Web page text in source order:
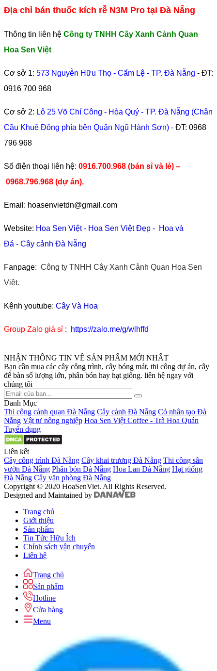
Địa chỉ bán thuốc kích rễ N3M Pro tại Đà Nẵng
Thông tin liên hệ Công ty TNHH Cây Xanh Cảnh Quan
Hoa Sen Việt
Cơ sở 1: 573 Nguyễn Hữu Thọ - Cẩm Lệ - TP. Đà Nẵng - ĐT:
0916 700 968
Cơ sở 2: Lô 25 Võ Chí Công - Hòa Quý - TP. Đà Nẵng (Chân
Cầu Khuê Đông phía bên Quận Ngũ Hành Sơn) - ĐT: 0968
796 968
​Số điện thoại liên hệ: 0916.700.968 (bán sỉ và lẻ) –
0968.796.968 (dự án).
Email: hoasenvietdn@gmail.com
Website: Hoa Sen Việt- Hoa Sen Việt Đẹp - Hoa và
Đá - Cây cảnh Đà Nẵng
Fanpage: Công ty TNHH Cây Xanh Cảnh Quan Hoa Sen
Việt.
Kênh youtube: Cây Và Hoa
Group Zalo giá sỉ : https://zalo.me/g/wlhffd
NHẬN THÔNG TIN VỀ SẢN PHẨM MỚI NHẤT
Bạn cần mua các cây công trình, cây bóng mát, thi công dự án, cây
để bàn số lượng lớn, phân bón hay hạt giống. liên hệ ngay với
chúng tôi
Danh Mục
Thi công cảnh quan Đà Nẵng Cây cảnh Đà Nẵng Cỏ nhân tạo Đà
Nẵng Vật tư nông nghiệp Hoa Sen Việt Coffee - Trà Hoa Quán
Tuyển dụng
Liên kết
Cây công trình Đà Nẵng Cây khai trương Đà Nẵng Thi công sân
vườn Đà Nẵng Phân bón Đà Nẵng Hoa Lan Đà Nẵng Hạt giống
Đà Nẵng Cây văn phòng Đà Nẵng
Copyright © 2020 HoaSenViet. All Rights Reserved.
Designed and Maintained by
Trang chủ
Giới thiệu
Sản phẩm
Tin Tức Hữu Ích
Chính sách vận chuyển
Liên hệ
Trang chủ
Sản phẩm
Hotline
Cửa hàng
Menu